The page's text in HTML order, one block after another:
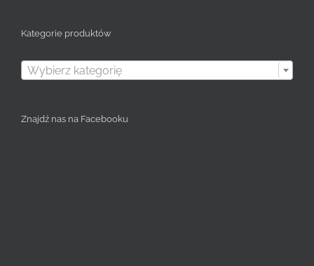
Kategorie produktów
Wybierz kategorię
Znajdź nas na Facebooku